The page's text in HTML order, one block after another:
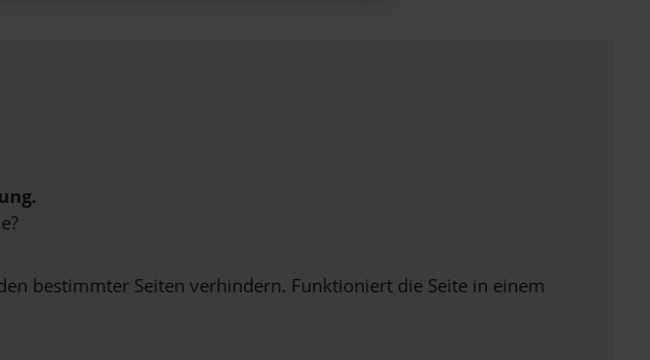
bestimmter Seiten verhindern. Funktioniert die Seite in einem